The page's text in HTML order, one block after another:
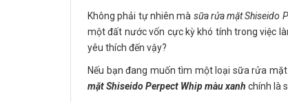
Không phải tự nhiên mà sữa rửa mặt Shiseido
một đất nước vốn cực kỳ khó tính trong việc
yêu thích đến vậy?
Nếu bạn đang muốn tìm một loại sữa rửa
mặt Shiseido Perpect Whip màu xanh chính là